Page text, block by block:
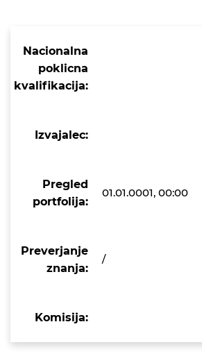
Nacionalna
poklicna
kvalifikacija:
Izvajalec:
Pregled
portfolija:
01.01.0001, 00:00
Preverjanje
znanja:
/
Komisija: